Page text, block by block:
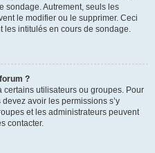
sondage. Autrement, seuls les
le modifier ou le supprimer. Ceci
les intitulés en cours de sondage.
?
utilisateurs ou groupes. Pour
avoir les permissions s’y
et les administrateurs peuvent
contacter.